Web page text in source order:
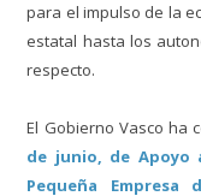
para el impulso de la
estatal hasta los
respecto.
El Gobierno Vasco ha
de junio, de Apoyo
Pequeña Empresa